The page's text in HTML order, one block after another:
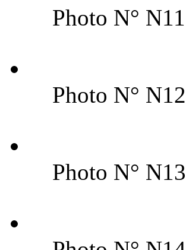
Photo N° N11
Photo N° N12
Photo N° N13